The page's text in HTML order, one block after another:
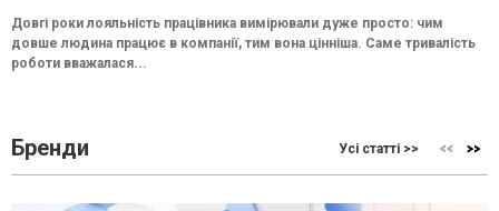
Довгі роки лояльність працівника вимірювали дуже просто: чим
довше людина працює в компанії, тим вона цінніша. Саме тривалість
роботи вважалася...
Бренди Усі статті >>